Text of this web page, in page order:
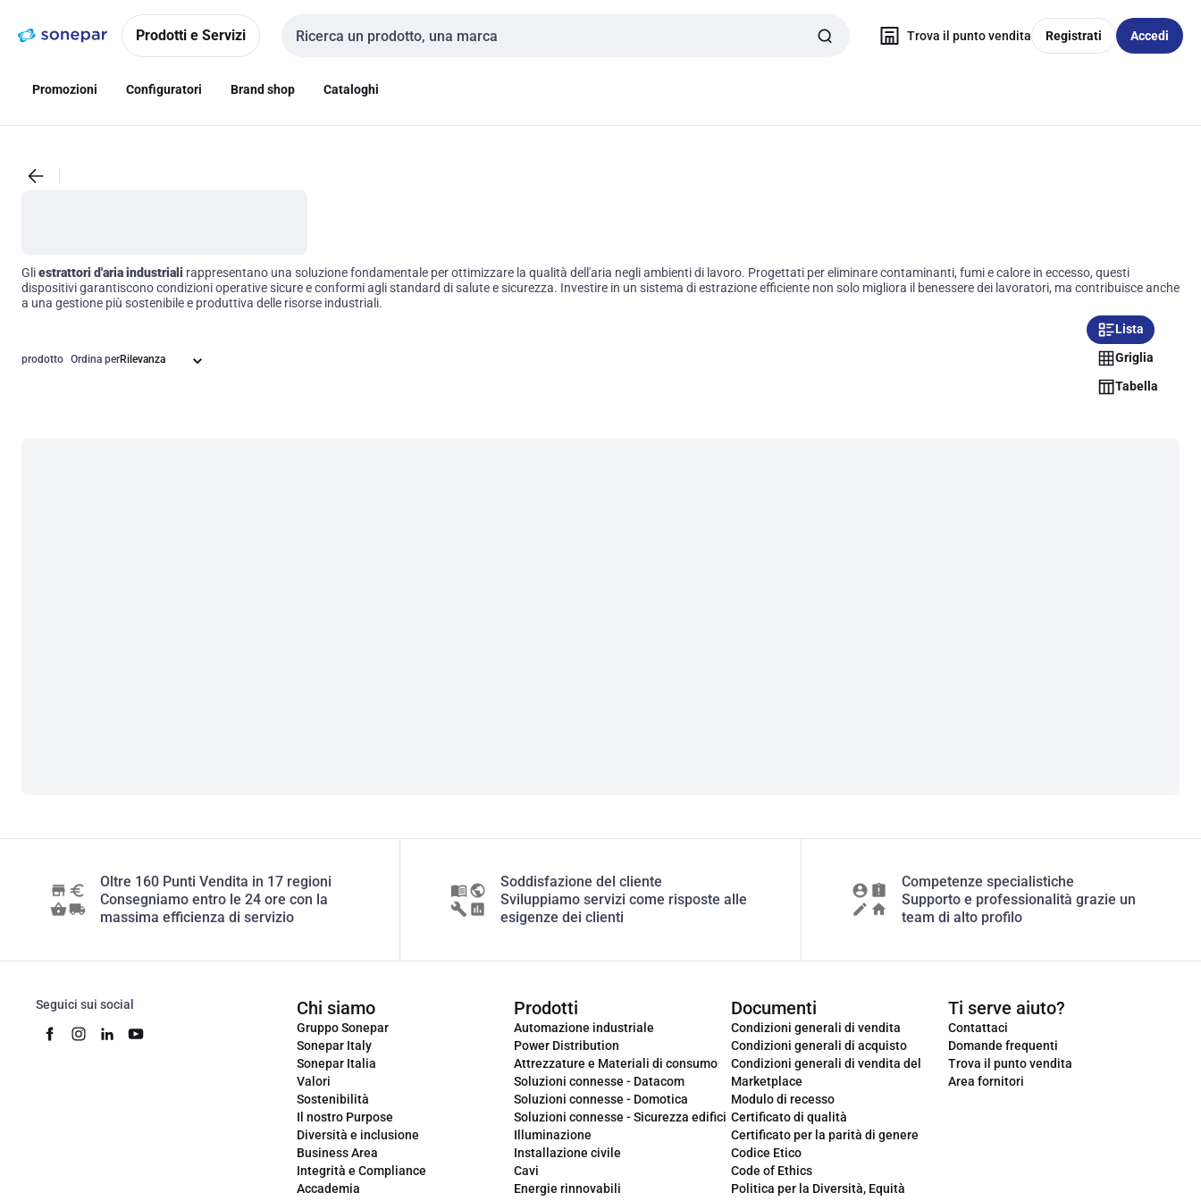
navigazionealla
Prodotti e Servizi
Cerca input
Trova il punto vendita Registrati Accedi
Promozioni Configuratori Brand shop Cataloghi
Gliestrattori d'aria industriali rappresentano una soluzione fondamentale per ottimizzare la qualità dell'aria negli ambienti di lavoro. Progettati per eliminare contaminanti, fumi e calore in eccesso, questi
dispositivi garantiscono condizioni operative sicure e conformi agli standard di salute e sicurezza. Investire in un sistema di estrazione efficiente non solo migliora il benessere dei lavoratori, ma contribuisce anche
a una gestione più sostenibile e produttiva delle risorse industriali.
prodotto Ordina per
Lista
Griglia
Tabella
Oltre 160 Punti Vendita in 17 regioni
Consegniamo entro le 24 ore con la
massima efficienza di servizio
Soddisfazione del cliente
Sviluppiamo servizi come risposte alle
esigenze dei clienti
Competenze specialistiche
Supporto e professionalità grazie un
team di alto profilo
Seguici sui social Chi siamo
Gruppo Sonepar
Sonepar Italy
Sonepar Italia
Valori
Sostenibilità
Il nostro Purpose
Diversità e inclusione
Business Area
Integrità e Compliance
Accademia
Prodotti
Automazione industriale
Power Distribution
Attrezzature e Materiali di consumo
Soluzioni connesse - Datacom
Soluzioni connesse - Domotica
Soluzioni connesse - Sicurezza edifici
Illuminazione
Installazione civile
Cavi
Energie rinnovabili
Documenti
Condizioni generali di vendita
Condizioni generali di acquisto
Condizioni generali di vendita del
Marketplace
Modulo di recesso
Certificato di qualità
Certificato per la parità di genere
Codice Etico
Code of Ethics
Politica per la Diversità, Equità
Ti serve aiuto?
Contattaci
Domande frequenti
Trova il punto vendita
Area fornitori